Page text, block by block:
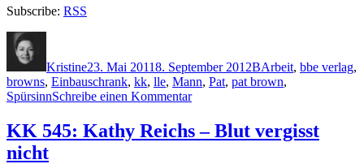
Subscribe: RSS
Kristine23. Mai 20118. September 2012BArbeit, bbe verlag,
browns, Einbauschrank, kk, lle, Mann, Pat, pat brown,
SpürsinnSchreibe einen Kommentarzu
Pat
KK 545: Kathy Reichs – Blut vergisst
nicht